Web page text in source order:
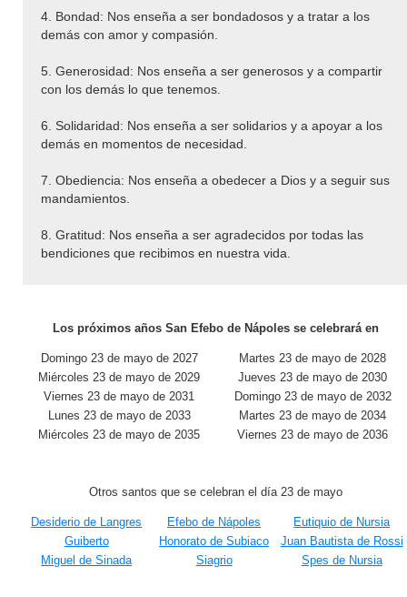
4. Bondad: Nos enseña a ser bondadosos y a tratar a los
demás con amor y compasión.
5. Generosidad: Nos enseña a ser generosos y a compartir
con los demás lo que tenemos.
6. Solidaridad: Nos enseña a ser solidarios y a apoyar a los
demás en momentos de necesidad.
7. Obediencia: Nos enseña a obedecer a Dios y a seguir sus
mandamientos.
8. Gratitud: Nos enseña a ser agradecidos por todas las
bendiciones que recibimos en nuestra vida.
Los próximos años San Efebo de Nápoles se celebrará en
Domingo 23 de mayo de 2027
Martes 23 de mayo de 2028
Miércoles 23 de mayo de 2029
Jueves 23 de mayo de 2030
Viernes 23 de mayo de 2031
Domingo 23 de mayo de 2032
Lunes 23 de mayo de 2033
Martes 23 de mayo de 2034
Miércoles 23 de mayo de 2035
Viernes 23 de mayo de 2036
Otros santos que se celebran el día 23 de mayo
Desiderio de Langres Efebo de Nápoles
Eutiquio de Nursia
Guiberto
Honorato de Subiaco
Juan Bautista de Rossi
Miguel de Sinada
Siagrio Spes de Nursia